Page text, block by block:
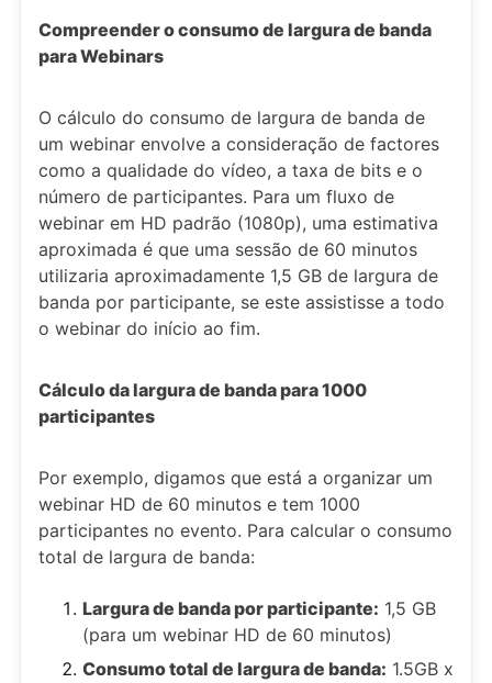
Compreender o consumo de largura de banda
para Webinars
O cálculo do consumo de largura de banda de
um webinar envolve a consideração de factores
como a qualidade do vídeo, a taxa de bits e o
número de participantes. Para um fluxo de
webinar em HD padrão (1080p), uma estimativa
aproximada é que uma sessão de 60 minutos
utilizaria aproximadamente 1,5 GB de largura de
banda por participante, se este assistisse a todo
o webinar do início ao fim.
Cálculo da largura de banda para 1000
participantes
Por exemplo, digamos que está a organizar um
webinar HD de 60 minutos e tem 1000
participantes no evento. Para calcular o consumo
total de largura de banda:
Largura de banda por participante: 1,5 GB
(para um webinar HD de 60 minutos)
Consumo total de largura de banda: 1.5GB x